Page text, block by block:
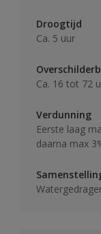
Droogtijd
Ca. 5 uur
Ca. 16 tot 72
Verdunning
Eerste laag
daarna max